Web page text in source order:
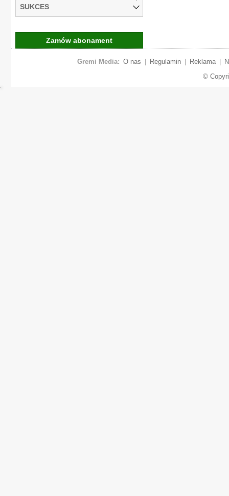
SUKCES
Zamów abonament
Gremi Media: O nas Regulamin Reklama
©